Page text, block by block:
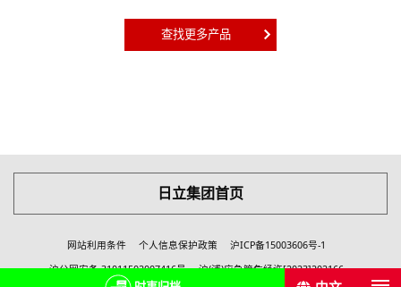
查找更多产品
日立集团首页
网站利用条件 个人信息保护政策
沪ICP备15003606号-1
沪公网安备 31011502007416号
沪(浦)应急管危经许[2023]202166